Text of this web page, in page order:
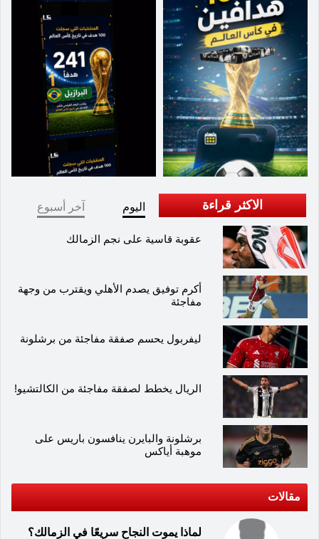
الاكثر قراءة اليوم آخر أسبوع
عقوبة قاسية على نجم الزمالك
أكرم توفيق يصدم الأهلي ويقترب من وجهة
مفاجئة
ليفربول يحسم صفقة مفاجئة من برشلونة
الريال يخطط لصفقة مفاجئة من الكالتشيو!
برشلونة والبايرن ينافسون باريس على
موهبة أياكس
مقالات
لماذا يموت النجاح سريعًا في الزمالك؟